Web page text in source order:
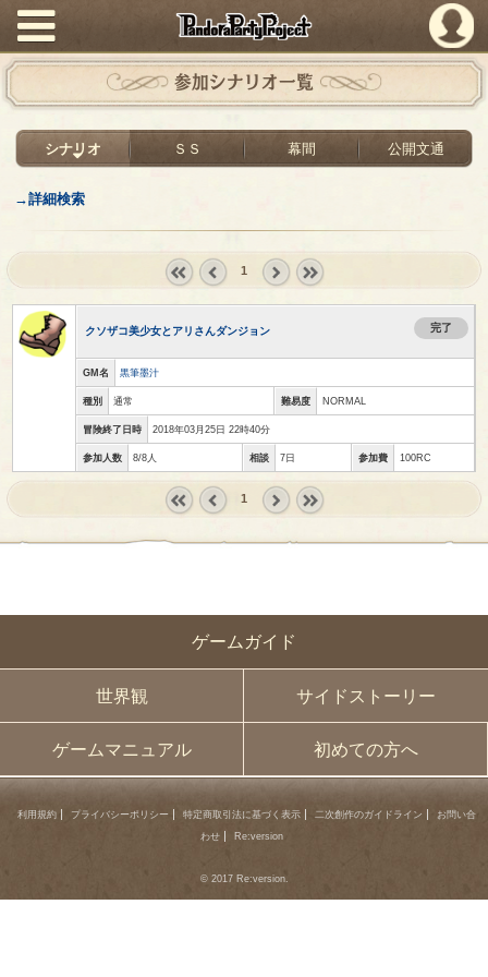
PandoraPartyProject
ゲームガイド
世界観 サイドストーリー
ゲームマニュアル 初めての方へ
参加シナリオ一覧
シナリオ ＳＳ 幕間 公開文通
→詳細検索
1
クソザコ美少女とアリさんダンジョン 完了
GM名 黒筆墨汁
種別 通常 難易度 NORMAL
冒険終了日時 2018年03月25日 22時40分
参加人数 8/8人 相談 7日 参加費 100RC
1
利用規約 プライバシーポリシー 特定商取引法に基づく表示 二次創作のガイドライン
お問い合
わせ
Re:version
© 2017 Re:version.